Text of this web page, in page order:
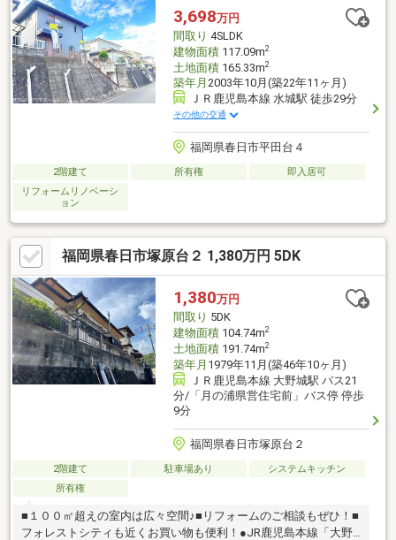
歩6分と、急なお買い物にも便利な環境が整っています♪☆春日市
の人気住宅エリアで、ファミリーにも住みやすい環境です♪
3,698万円
間取り 4SLDK
建物面積117.09m2
土地面積165.33m2
築年月 2003年10月(築22年11ヶ月)
ＪＲ鹿児島本線 水城駅 徒歩29分
その他の交通
福岡県春日市平田台４
2階建て 所有権
即入居可
リフォームリノベーシ
ョン
福岡県春日市塚原台２ 1,380万円 5DK
1,380万円
間取り 5DK
建物面積104.74m2
土地面積191.74m2
築年月 1979年11月(築46年10ヶ月)
ＪＲ鹿児島本線 大野城駅 バス21
分/「月の浦県営住宅前」バス停 停歩
9分
福岡県春日市塚原台２
2階建て 駐車場あり
システムキッチン
所有権
■１００㎡超えの室内は広々空間♪■リフォームのご相談もぜひ！■
フォレストシティも近くお買い物も便利！●JR鹿児島本線「大野